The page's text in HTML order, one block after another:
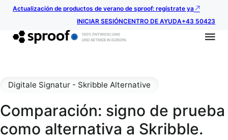
Actualización de productos de verano de sproof: regístrate ya
INICIAR SESIÓNCENTRO DE AYUDA+43 50423
Comparación: signo de prueba
como alternativa a Skribble.
Digitale Signatur - Skribble Alternative